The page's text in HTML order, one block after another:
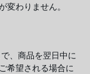
変わりません。
、商品を翌日中に
希望される場合に